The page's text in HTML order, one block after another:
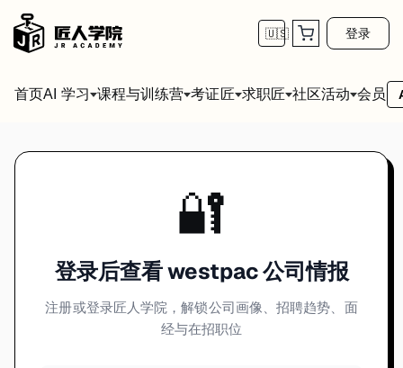
🇺🇸 登录
首页AI 学习 课程与训练营 考证匠 求职匠 社区活动 会员
🔐
登录后查看 westpac 公司情报
注册或登录匠人学院，解锁公司画像、招聘趋势、面
经与在招职位